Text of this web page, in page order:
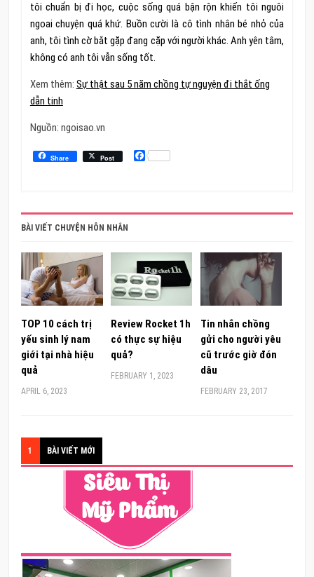
tôi chuẩn bị đi học, cuộc sống quá bận rộn khiến tôi nguôi
ngoai chuyện quá khứ. Buồn cười là cô tình nhân bé nhỏ của
anh, tôi tình cờ bắt gặp đang cặp với người khác. Anh yên tâm,
không có anh tôi vẫn sống tốt.
Xem thêm: Sự thật sau 5 năm chồng tự nguyện đi thắt ống
dẫn tinh
Nguồn: ngoisao.vn
Share Post Facebook
BÀI VIẾT CHUYỆN HÔN NHÂN
TOP 10 cách trị
yếu sinh lý nam
giới tại nhà hiệu
quả
APRIL 6, 2023
Review Rocket 1h
có thực sự hiệu
quả?
FEBRUARY 1, 2023
Tin nhắn chồng
gửi cho người yêu
cũ trước giờ đón
dâu
FEBRUARY 23, 2017
1 BÀI VIẾT MỚI